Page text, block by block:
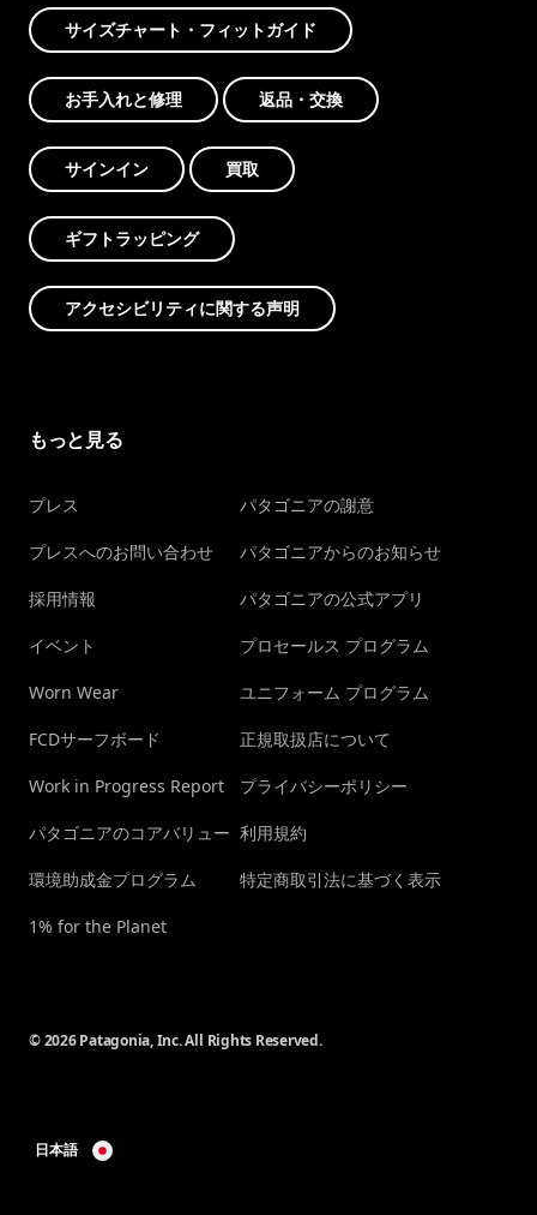
サイズチャート・フィットガイド
お手入れと修理 返品・交換
サインイン 買取
ギフトラッピング
アクセシビリティに関する声明
もっと見る
プレス
プレスへのお問い合わせ
採用情報
イベント
Worn Wear
FCDサーフボード
Work in Progress Report
パタゴニアのコアバリュー
環境助成金プログラム
1% for the Planet
パタゴニアの謝意
パタゴニアからのお知らせ
パタゴニアの公式アプリ
プロセールス プログラム
ユニフォーム プログラム
正規取扱店について
プライバシーポリシー
利用規約
特定商取引法に基づく表示
© 2026 Patagonia, Inc. All Rights Reserved.
日本語